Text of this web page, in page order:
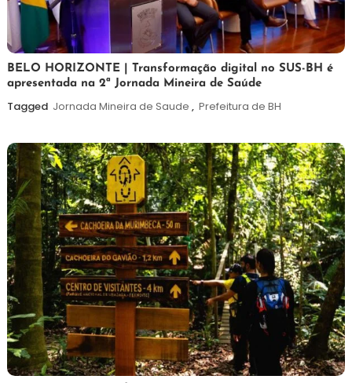
26
de
fevereiro
Maurilio
BELO HORIZONTE | Transformação digital no SUS-BH é
apresentada na 2ª Jornada Mineira de Saúde
Tagged Jornada Mineira de Saude , Prefeitura de BH